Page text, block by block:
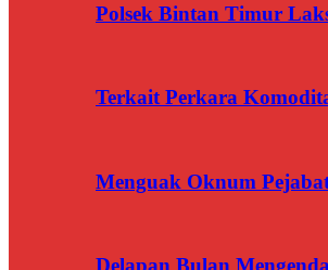
Polsek Bintan Timur
Terkait Perkara
Menguak Oknum
Delapan Bulan